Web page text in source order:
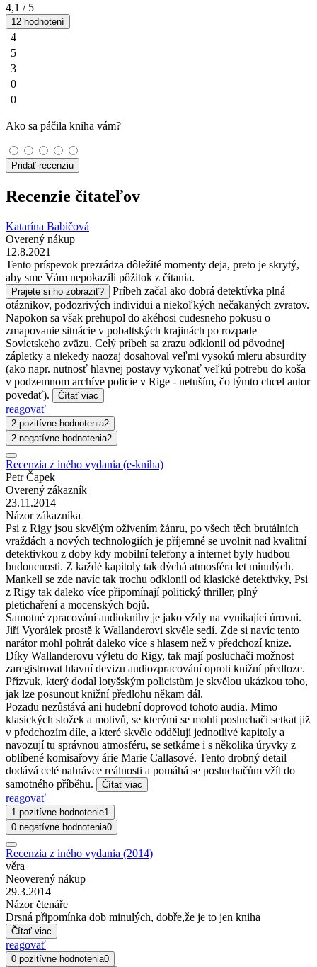
4,1 / 5
12 hodnotení
4
5
3
0
0
Ako sa páčila kniha vám?
Pridať recenziu
Recenzie čitateľov
Katarína Babičová
Overený nákup
12.8.2021
Tento príspevok prezrádza dôležité momenty deja, preto je skrytý,
aby sme Vám nepokazili pôžitok z čítania.
Prajete si ho zobraziť?
Príbeh začal ako dobrá detektívka plná
otáznikov, podozrivých individui a niekoľkých nečakaných zvratov.
Napokon sa však prehupol do akéhosi cudesneho pokusu o
zmapovanie situácie v pobaltských krajinách po rozpade
Sovietskeho zväzu. Celý príbeh sa zrazu odklonil od pôvodnej
zápletky a niekedy naozaj dosahoval veľmi vysokú mieru absurdity
(ako napr. nutnosť hlavnej postavy vykonať veľkú potrebu do koša
v podzemnom archíve policie v Rige - netuším, čo týmto chcel autor
povedať).
Čítať viac
reagovať
2 pozitívne hodnotenia2
2 negatívne hodnotenia2
Recenzia z iného vydania (e-kniha)
Petr Čapek
Overený zákazník
23.11.2014
Názor zákazníka
Psi z Rigy jsou skvělým oživením žánru, po všech těch brutálních
vraždách a nových technologiích je příjemné se uvolnit nad kvalitní
detektivkou z doby kdy mobilní telefony a internet byly hudbou
budoucnosti. Z každé kapitoly tak dýchá atmosféra let minulých.
Mankell se zde navíc tak trochu odklonil od klasické detektivky, Psi
z Rigy tak daleko více připomínají politický thriller, plný
pletichaření a mocenských bojů.
Samotné zpracování audioknihy je jako vždy na vynikající úrovni.
Jiří Vyorálek prostě k Wallanderovi skvěle sedí. Zde si navíc tento
narátor mohl pohrát daleko více s hlasem než v předchozí knize.
Díky Wallanderovu výletu do Rigy, tak mají posluchači možnost
zaregistrovat hlavní devizu audiozpracování oproti knižní předloze.
Přízvuk, který dodal lotyšským policistům je skvělou ukázkou toho,
jak lze posunout knižní předlohu někam dál.
Pozadu nezůstává ani hudební doprovod tohoto audia. Mimo
klasických složek a motivů, se kterými se mohli posluchači setkat již
v předchozím díle, a které skvěle oddělují jednotlivé kapitoly a
navozují tu správnou atmosféru, se setkáme i s několika úryvky z
oblíbené komisařovy árie Marie Callasové. Tento drobný detail
dodává celé nahrávce reálnosti a pomáhá se posluchačům vžít do
samotného příběhu.
Čítať viac
reagovať
1 pozitívne hodnotenie1
0 negatívne hodnotenia0
Recenzia z iného vydania (2014)
věra
Neoverený nákup
29.3.2014
Názor čtenáře
Drsná připomínka dob minulých, dobře,že je to jen kniha
Čítať viac
reagovať
0 pozitívne hodnotenia0